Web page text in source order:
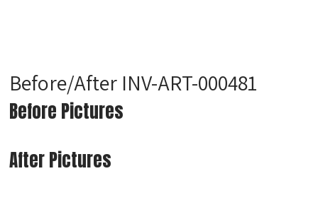
Before/After INV-ART-000481
Before Pictures
After Pictures